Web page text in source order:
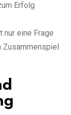
Erfolg
nur eine Frage